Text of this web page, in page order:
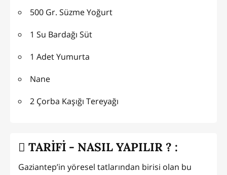
500 Gr. Süzme Yoğurt
1 Su Bardağı Süt
1 Adet Yumurta
Nane
2 Çorba Kaşığı Tereyağı
TARİFİ - NASIL YAPILIR ? :
Gaziantep’in yöresel tatlarından birisi olan bu